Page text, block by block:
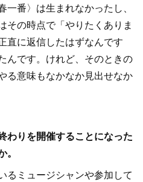
番〉は生まれなかったし、
その時点で「やりたくありま
直に返信したはずなんです
んです。けれど、そのときの
る意味もなかなか見出せなか
わりを開催することになった
るミュージシャンや参加して